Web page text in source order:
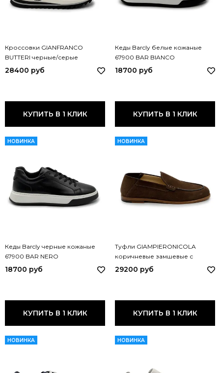
Кроссовки GIANFRANCO
BUTTERI черные/серые
кожаные/замшевые 48524 BUT
28400 руб
КУПИТЬ В 1 КЛИК
Кеды Barcly белые кожаные
67900 BAR BIANCO
18700 руб
КУПИТЬ В 1 КЛИК
НОВИНКА
Кеды Barcly черные кожаные
67900 BAR NERO
18700 руб
КУПИТЬ В 1 КЛИК
НОВИНКА
Туфли GIAMPIERONICOLA
коричневые замшевые с
мягким задником 45702A GPN
29200 руб
КУПИТЬ В 1 КЛИК
НОВИНКА НОВИНКА